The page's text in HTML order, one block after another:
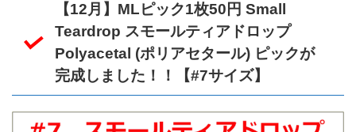
【12月】MLピック1枚50円 Small
Teardrop スモールティアドロップ
Polyacetal (ポリアセタール) ピックが
完成しました！！【#7サイズ】